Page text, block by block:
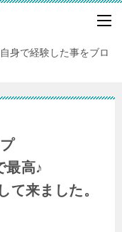
身で経験した事をブロ
最高♪
て来ました。